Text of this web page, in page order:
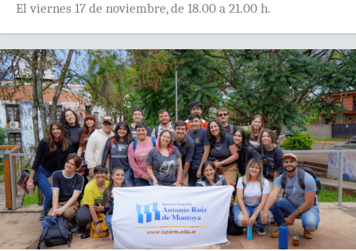
El viernes 17 de noviembre, de 18.00 a 21.00 h.